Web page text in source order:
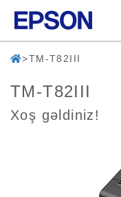
TM-T82III
TM-T82III
Xoş gəldiniz!